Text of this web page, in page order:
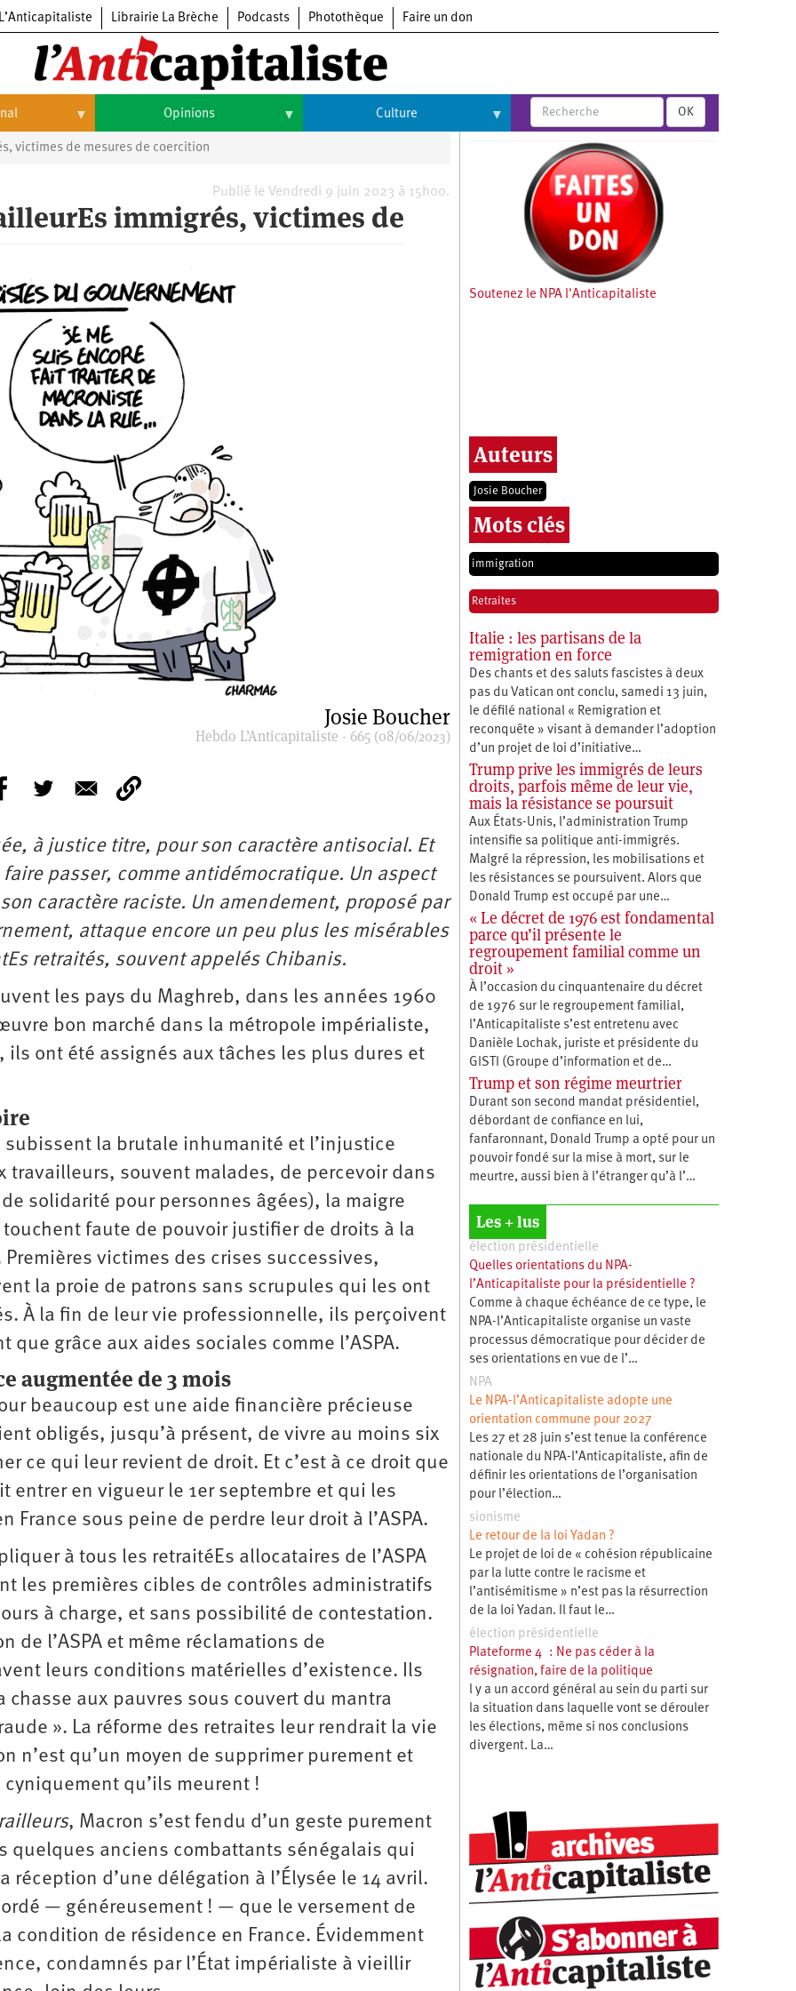
L’Anticapitaliste Librairie La Brèche Podcasts Photothèque Faire un don
Opinions
Opinions
Culture
Arts
Cinéma
OK
victimes de mesures de coercition
Publié le Vendredi 9 juin 2023 à 15h00.
immigrés, victimes de
Josie Boucher
Hebdo L’Anticapitaliste - 665 (08/06/2023)
à justice titre, pour son caractère antisocial. Et
passer, comme antidémocratique. Un aspect
caractère raciste. Un amendement, proposé par
attaque encore un peu plus les misérables
retraités, souvent appelés Chibanis.
les pays du Maghreb, dans les années 1960
bon marché dans la métropole impérialiste,
ils ont été assignés aux tâches les plus dures et
la brutale inhumanité et l’injustice
travailleurs, souvent malades, de percevoir dans
de solidarité pour personnes âgées), la maigre
faute de pouvoir justifier de droits à la
victimes des crises successives,
la proie de patrons sans scrupules qui les ont
À la fin de leur vie professionnelle, ils perçoivent
grâce aux aides sociales comme l’ASPA.
augmentée de 3 mois
beaucoup est une aide financière précieuse
obligés, jusqu’à présent, de vivre au moins six
ce qui leur revient de droit. Et c’est à ce droit que
entrer en vigueur le 1er septembre et qui les
France sous peine de perdre leur droit à l’ASPA.
à tous les retraitéEs allocataires de l’ASPA
les premières cibles de contrôles administratifs
à charge, et sans possibilité de contestation.
de l’ASPA et même réclamations de
leurs conditions matérielles d’existence. Ils
aux pauvres sous couvert du mantra
». La réforme des retraites leur rendrait la vie
n’est qu’un moyen de supprimer purement et
qu’ils meurent !
, Macron s’est fendu d’un geste purement
quelques anciens combattants sénégalais qui
réception d’une délégation à l’Élysée le 14 avril.
— généreusement ! — que le versement de
condition de résidence en France. Évidemment
condamnés par l’État impérialiste à vieillir
Soutenez le NPA l'Anticapitaliste
Auteurs
Josie Boucher
Mots clés
immigration
Retraites
Italie : les partisans de la
remigration en force
Des chants et des saluts fascistes à deux
pas du Vatican ont conclu, samedi 13 juin,
le défilé national « Remigration et
reconquête » visant à demander l’adoption
d’un projet de loi d’initiative…
Trump prive les immigrés de leurs
droits, parfois même de leur vie,
mais la résistance se poursuit
Aux États-Unis, l’administration Trump
intensifie sa politique anti-immigrés.
Malgré la répression, les mobilisations et
les résistances se poursuivent. Alors que
Donald Trump est occupé par une…
« Le décret de 1976 est fondamental
parce qu’il présente le
regroupement familial comme un
droit »
À l’occasion du cinquantenaire du décret
de 1976 sur le regroupement familial,
l’Anticapitaliste s’est entretenu avec
Danièle Lochak, juriste et présidente du
GISTI (Groupe d’information et de…
Trump et son régime meurtrier
Durant son second mandat présidentiel,
débordant de confiance en lui,
fanfaronnant, Donald Trump a opté pour un
pouvoir fondé sur la mise à mort, sur le
meurtre, aussi bien à l’étranger qu’à l’…
Les + lus
élection présidentielle
Quelles orientations du NPA-
l’Anticapitaliste pour la présidentielle ?
Comme à chaque échéance de ce type, le
NPA-l’Anticapitaliste organise un vaste
processus démocratique pour décider de
ses orientations en vue de l’…
NPA
Le NPA-l’Anticapitaliste adopte une
orientation commune pour 2027
Les 27 et 28 juin s’est tenue la conférence
nationale du NPA-l’Anticapitaliste, afin de
définir les orientations de l’organisation
pour l’élection…
sionisme
Le retour de la loi Yadan ?
Le projet de loi de « cohésion républicaine
par la lutte contre le racisme et
l’antisémitisme » n’est pas la résurrection
de la loi Yadan. Il faut le…
élection présidentielle
Plateforme 4 : Ne pas céder à la
résignation, faire de la politique
l y a un accord général au sein du parti sur
la situation dans laquelle vont se dérouler
les élections, même si nos conclusions
divergent. La…